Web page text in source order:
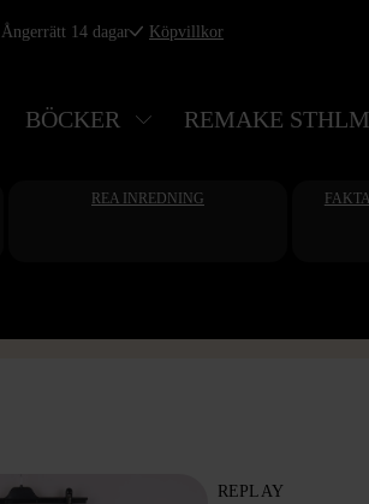
Ångerrätt 14 dagar Köpvillkor
BÖCKER REMAKE STHLM
REA INREDNING
REPLAY